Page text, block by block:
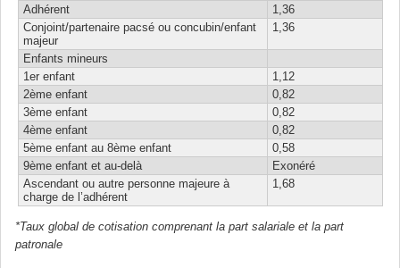
Adhérent
1,36
Conjoint/partenaire pacsé ou concubin/enfant
majeur
1,36
Enfants mineurs
1er enfant
1,12
2ème enfant
0,82
3ème enfant
0,82
4ème enfant
0,82
5ème enfant au 8ème enfant
0,58
9ème enfant et au-delà
Exonéré
Ascendant ou autre personne majeure à
charge de l’adhérent
1,68
*Taux global de cotisation comprenant la part salariale et la part
patronale